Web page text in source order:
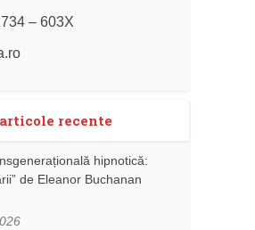
– 603X
articole recente
hipnotică:
de Eleanor Buchanan